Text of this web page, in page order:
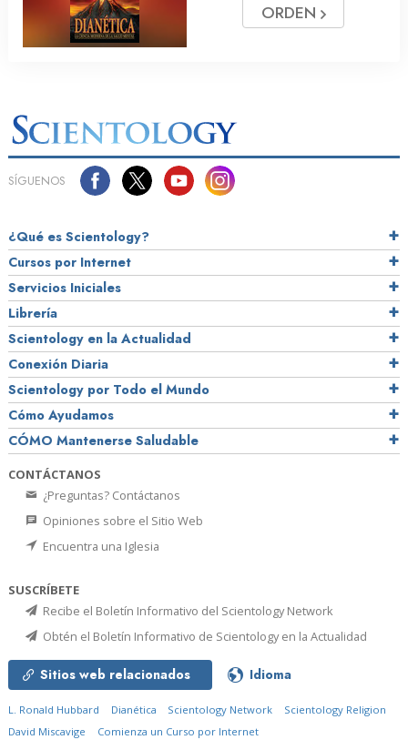
ORDEN
SÍGUENOS
¿Qué es Scientology?
Cursos por Internet
Servicios Iniciales
Librería
Scientology en la Actualidad
Conexión Diaria
Scientology por Todo el Mundo
Cómo Ayudamos
CÓMO Mantenerse Saludable
CONTÁCTANOS
¿Preguntas? Contáctanos
Opiniones sobre el Sitio Web
Encuentra una Iglesia
SUSCRÍBETE
Recibe el Boletín Informativo del Scientology Network
Obtén el Boletín Informativo de Scientology en la Actualidad
Sitios web relacionados Idioma
L. Ronald Hubbard Dianética Scientology Network
Scientology Religion
David Miscavige
Comienza un Curso por Internet